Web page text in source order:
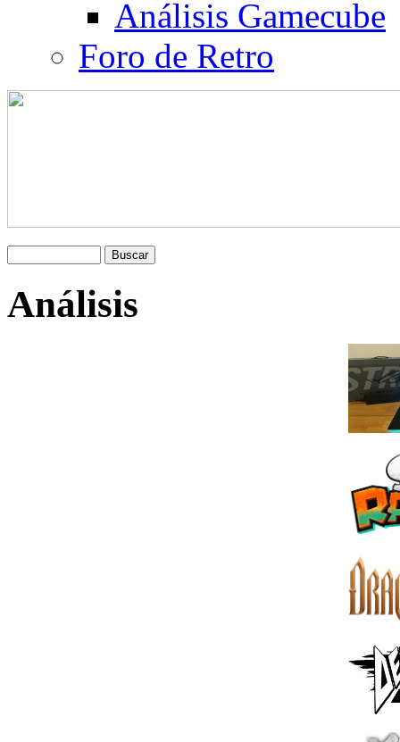
Análisis Gamecube
Foro de Retro
Análisis